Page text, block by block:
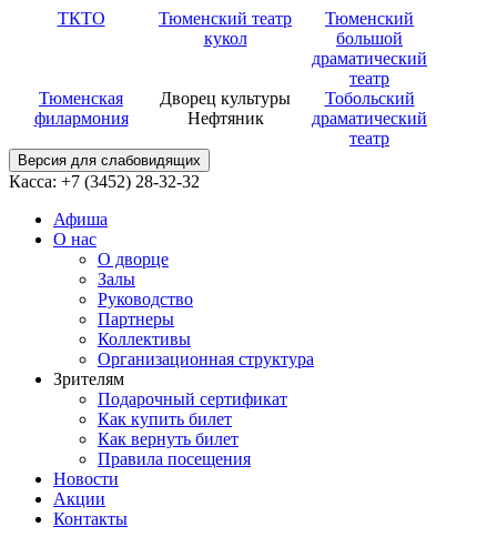
ТКТО
Тюменский театр
кукол
Тюменский
большой
драматический
театр
Тюменская
филармония
Дворец культуры
Нефтяник
Тобольский
драматический
театр
Версия для слабовидящих
Касса: +7 (3452) 28-32-32
Афиша
О нас
О дворце
Залы
Руководство
Партнеры
Коллективы
Организационная структура
Зрителям
Подарочный сертификат
Как купить билет
Как вернуть билет
Правила посещения
Новости
Акции
Контакты